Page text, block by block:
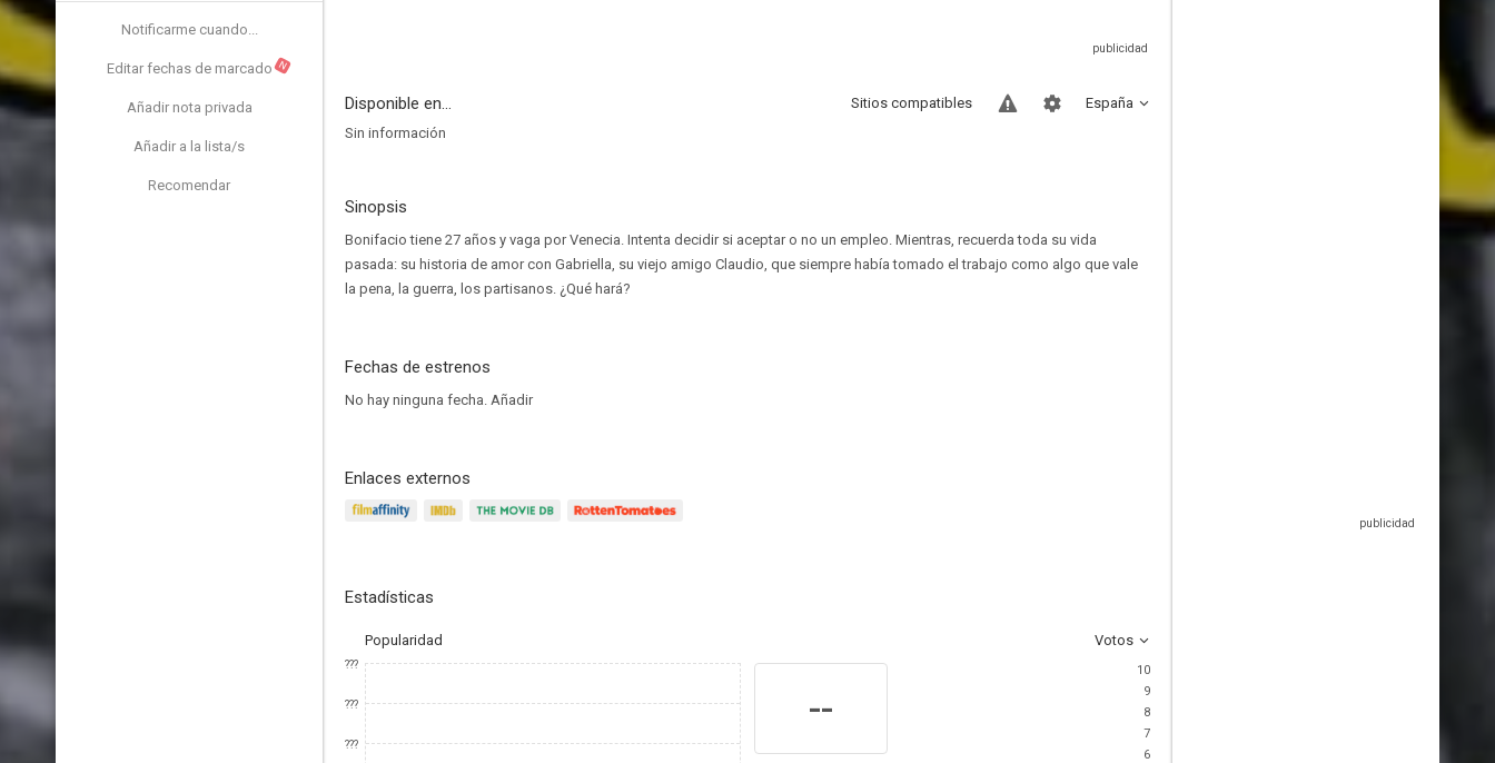
Notificarme cuando...
Editar fechas de marcado N
Añadir nota privada
Añadir a la lista/s
Recomendar
Disponible en... España
Sitios compatibles
Sin información
Sinopsis
Bonifacio tiene 27 años y vaga por Venecia. Intenta decidir si aceptar o no un empleo. Mientras, recuerda toda su vida
pasada: su historia de amor con Gabriella, su viejo amigo Claudio, que siempre había tomado el trabajo como algo que vale
la pena, la guerra, los partisanos. ¿Qué hará?
Fechas de estrenos
No hay ninguna fecha. Añadir
Enlaces externos
Estadísticas
Popularidad Votos
???
???
???
--
10
9
8
7
6